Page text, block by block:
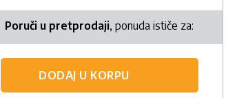
Poruči u pretprodaji, ponuda ističe za:
DODAJ U KORPU